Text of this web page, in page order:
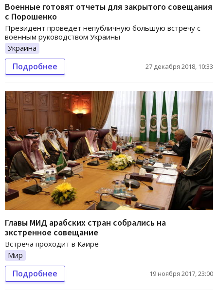
Военные готовят отчеты для закрытого совещания
с Порошенко
Президент проведет непубличную большую встречу с
военным руководством Украины
Украина
Подробнее 27 декабря 2018, 10:33
Главы МИД арабских стран собрались на
экстренное совещание
Встреча проходит в Каире
Мир
Подробнее 19 ноября 2017, 23:00